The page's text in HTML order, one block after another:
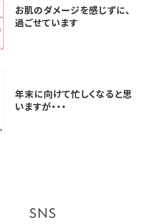
お肌のダメージを感じずに、
過ごせています
年末に向けて忙しくなると思
いますが・・・
SNS